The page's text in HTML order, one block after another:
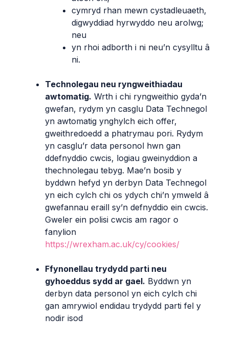
cymryd rhan mewn cystadleuaeth,
digwyddiad hyrwyddo neu arolwg;
neu
yn rhoi adborth i ni neu’n cysylltu â
ni.
Technolegau neu ryngweithiadau
awtomatig. Wrth i chi ryngweithio gyda’n
gwefan, rydym yn casglu Data Technegol
yn awtomatig ynghylch eich offer,
gweithredoedd a phatrymau pori. Rydym
yn casglu’r data personol hwn gan
ddefnyddio cwcis, logiau gweinyddion a
thechnolegau tebyg. Mae’n bosib y
byddwn hefyd yn derbyn Data Technegol
yn eich cylch chi os ydych chi’n ymweld â
gwefannau eraill sy’n defnyddio ein cwcis.
Gweler ein polisi cwcis am ragor o
fanylion
https://wrexham.ac.uk/cy/cookies/
Ffynonellau trydydd parti neu
gyhoeddus sydd ar gael. Byddwn yn
derbyn data personol yn eich cylch chi
gan amrywiol endidau trydydd parti fel y
nodir isod